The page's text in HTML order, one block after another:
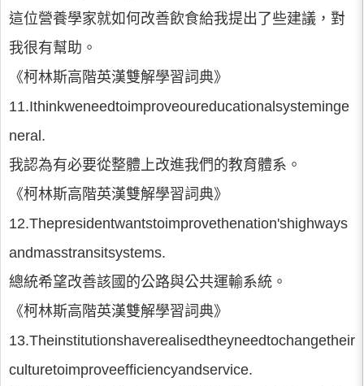
這位營養學家就如何改善飲食給我提出了些建議，對
我很有幫助。
《柯林斯高階英漢雙解學習詞典》
11.Ithinkweneedtoimproveoureducationalsysteminge
neral.
我認為有必要從整體上改進我們的教育體系。
《柯林斯高階英漢雙解學習詞典》
12.Thepresidentwantstoimprovethenation'shighways
andmasstransitsystems.
總統希望改善該國的公路與公共運輸系統。
《柯林斯高階英漢雙解學習詞典》
13.Theinstitutionshaverealisedtheyneedtochangetheir
culturetoimproveefficiencyandservice.